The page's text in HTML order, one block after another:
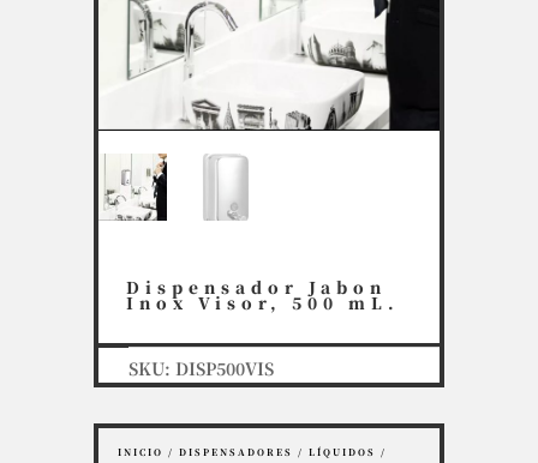
Dispensador Jabon
Inox Visor, 500 mL.
SKU: DISP500VIS
INICIO / DISPENSADORES / LÍQUIDOS /